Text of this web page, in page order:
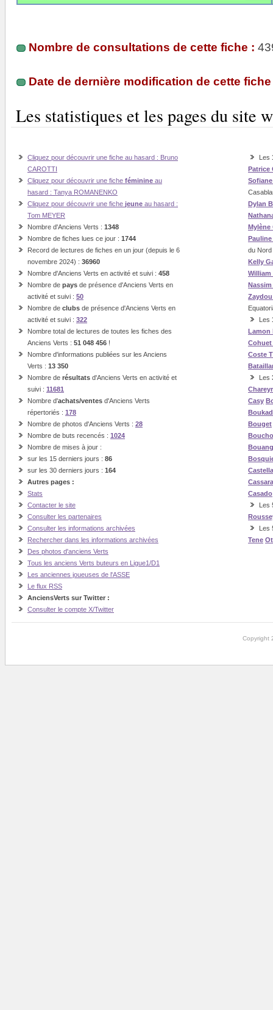
Nombre de consultations de cette fiche :
Date de dernière modification de cette
Les statistiques et les pages du site
Cliquez pour découvrir une fiche au hasard : Bruno
CAROTTI
Cliquez pour découvrir une fiche féminine au
hasard : Tanya ROMANENKO
Cliquez pour découvrir une fiche jeune au hasard :
Tom MEYER
Nombre d'Anciens Verts : 1348
Nombre de fiches lues ce jour : 1744
Record de lectures de fiches en un jour (depuis le 6
novembre 2024) : 36960
Nombre d'Anciens Verts en activité et suivi : 458
Nombre de pays de présence d'Anciens Verts en
activité et suivi : 50
Nombre de clubs de présence d'Anciens Verts en
activité et suivi : 322
Nombre total de lectures de toutes les fiches des
Anciens Verts : 51 048 456 !
Nombre d'informations publiées sur les Anciens
Verts : 13 350
Nombre de résultats d'Anciens Verts en activité et
suivi : 11681
Nombre d'achats/ventes d'Anciens Verts
répertoriés : 178
Nombre de photos d'Anciens Verts : 28
Nombre de buts recencés : 1024
Nombre de mises à jour :
sur les 15 derniers jours : 86
sur les 30 derniers jours : 164
Autres pages :
Stats
Contacter le site
Consulter les partenaires
Consulter les informations archivées
Rechercher dans les informations archivées
Des photos d'anciens Verts
Tous les anciens Verts buteurs en Ligue1/D1
Les anciennes joueuses de l'ASSE
Le flux RSS
AnciensVerts sur Twitter :
Consulter le compte X/Twitter
Les
Patrice
Dylan
Mylène
du Nord
Kelly
William
Les
Lamon
Cohuet
Coste
Les
Casy
Bouget
Cassara
Casado
Les
Les
Tene
Copyright